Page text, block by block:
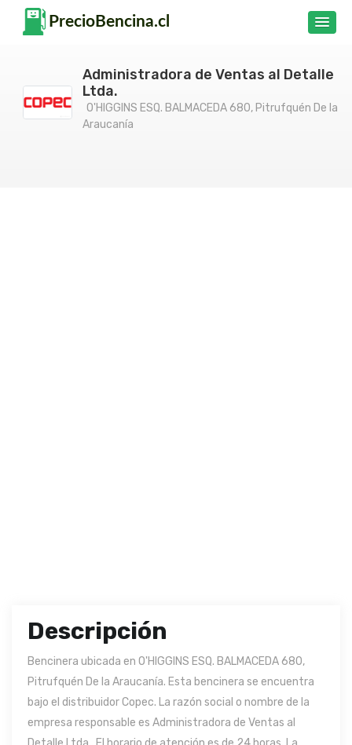
Administradora de Ventas al Detalle
Ltda.
O'HIGGINS ESQ. BALMACEDA 680, Pitrufquén De la
Araucanía
Descripción
Bencinera ubicada en O'HIGGINS ESQ. BALMACEDA 680,
Pitrufquén De la Araucanía. Esta bencinera se encuentra
bajo el distribuidor Copec. La razón social o nombre de la
empresa responsable es Administradora de Ventas al